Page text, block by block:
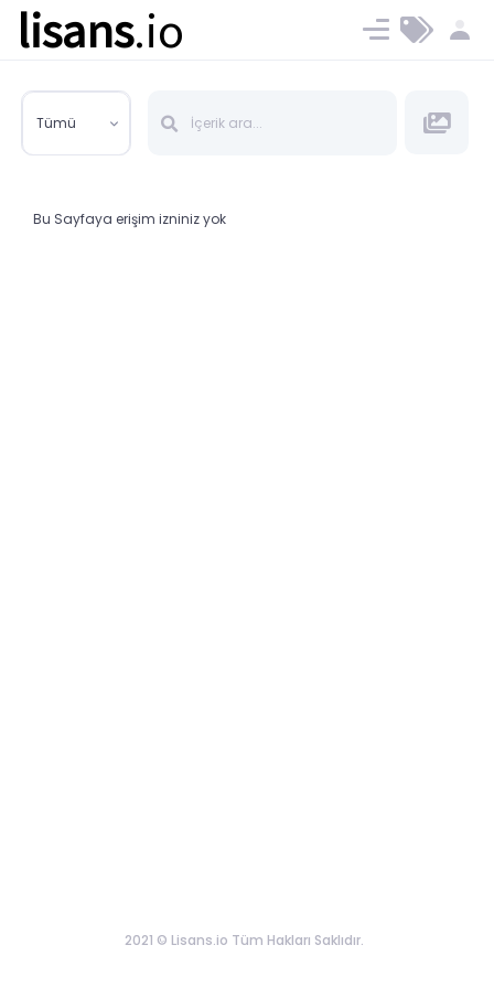
lisans.io Ücret ve Planlar
Tümü
Bu Sayfaya erişim izniniz yok
2021 © Lisans.io Tüm Hakları Saklıdır.